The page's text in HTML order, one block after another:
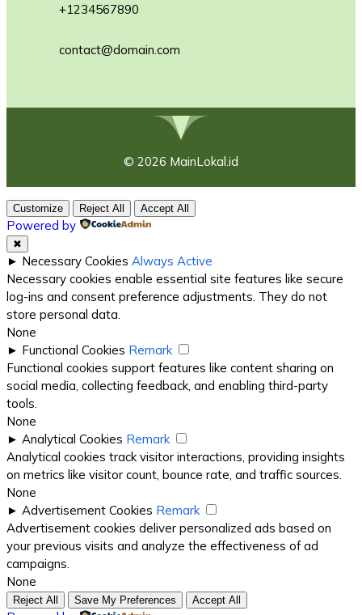
+1234567890
contact@domain.com
© 2026 MainLokal.id
Customize Reject All Accept All
Powered by
✖
► Necessary Cookies Always Active
Necessary cookies enable essential site features like secure
log-ins and consent preference adjustments. They do not
store personal data.
None
► Functional Cookies Remark
Functional cookies support features like content sharing on
social media, collecting feedback, and enabling third-party
tools.
None
► Analytical Cookies Remark
Analytical cookies track visitor interactions, providing insights
on metrics like visitor count, bounce rate, and traffic sources.
None
► Advertisement Cookies Remark
Advertisement cookies deliver personalized ads based on
your previous visits and analyze the effectiveness of ad
campaigns.
None
Reject All Save My Preferences Accept All